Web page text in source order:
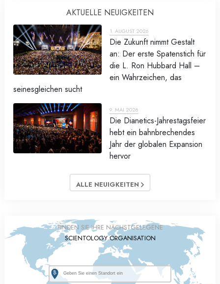
AKTUELLE NEUIGKEITEN
1. AUGUST 2026
Die Zukunft nimmt Gestalt
an: Der erste Spatenstich für
die L. Ron Hubbard Hall –
ein Wahrzeichen, das
seinesgleichen sucht
9. MAI 2026
Die Dianetics-Jahrestagsfeier
hebt ein bahnbrechendes
Jahr der globalen Expansion
hervor
ALLE NEUIGKEITEN
FINDEN SIE IHRE NÄCHSTGELEGENE
SCIENTOLOGY ORGANISATION